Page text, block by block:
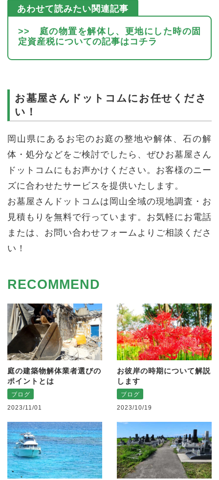
>> 庭の物置を解体し、更地にした時の固
定資産税についての記事はコチラ
お墓屋さんドットコムにお任せくださ
い！
岡山県にあるお宅のお庭の整地や解体、石の解
体・処分などをご検討でしたら、ぜひお墓屋さん
ドットコムにもお声かけください。お客様のニー
ズに合わせたサービスを提供いたします。
お墓屋さんドットコムは岡山全域の現地調査・お
見積もりを無料で行っています。お気軽にお電話
または、お問い合わせフォームよりご相談くださ
い！
RECOMMEND
庭の建築物解体業者選びの
ポイントとは
ブログ
2023/11/01
お彼岸の時期について解説
します
ブログ
2023/10/19